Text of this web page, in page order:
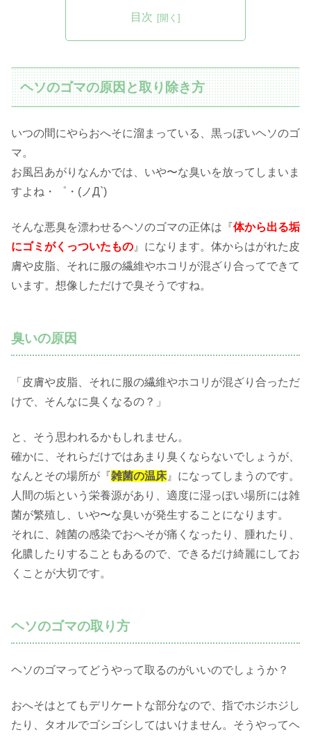
目次
ヘソのゴマの原因と取り除き方
いつの間にやらおへそに溜まっている、黒っぽいヘソのゴ
マ。
お風呂あがりなんかでは、いや〜な臭いを放ってしまいま
すよね・゜・(ノД`)
そんな悪臭を漂わせるヘソのゴマの正体は『体から出る垢
にゴミがくっついたもの 』になります。体からはがれた皮
膚や皮脂、それに服の繊維やホコリが混ざり合ってできて
います。想像しただけで臭そうですね。
臭いの原因
「皮膚や皮脂、それに服の繊維やホコリが混ざり合っただ
けで、そんなに臭くなるの？」
と、そう思われるかもしれません。
確かに、それらだけではあまり臭くならないでしょうが、
なんとその場所が『雑菌の温床 』になってしまうのです。
人間の垢という栄養源があり、適度に湿っぽい場所には雑
菌が繁殖し、いや〜な臭いが発生することになります。
それに、雑菌の感染でおへそが痛くなったり、腫れたり、
化膿したりすることもあるので、できるだけ綺麗にしてお
くことが大切です。
ヘソのゴマの取り方
ヘソのゴマってどうやって取るのがいいのでしょうか？
おへそはとてもデリケートな部分なので、指でホジホジし
たり、タオルでゴシゴシしてはいけません。そうやってヘ